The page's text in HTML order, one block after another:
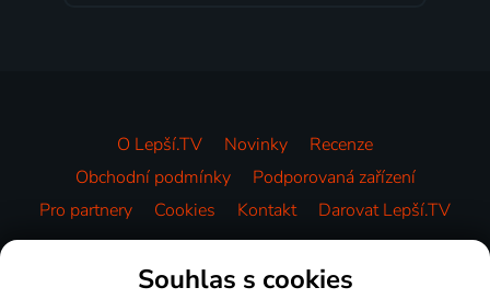
O Lepší.TV Novinky
Recenze
Obchodní podmínky
Podporovaná zařízení
Pro partnery
Cookies Kontakt Darovat Lepší.TV
Videotéka
Souhlas s cookies